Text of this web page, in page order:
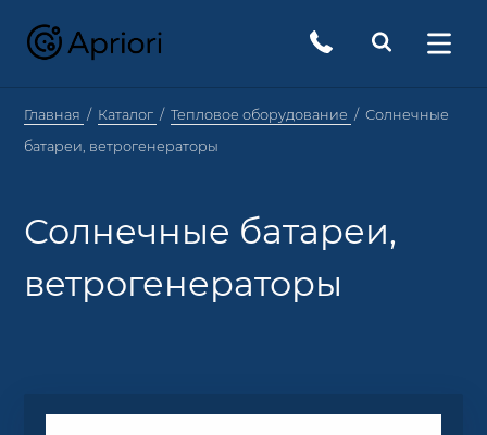
Главная Каталог Тепловое оборудование
Солнечные
батареи, ветрогенераторы
Солнечные батареи,
ветрогенераторы